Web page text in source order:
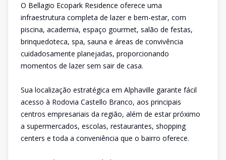
O Bellagio Ecopark Residence oferece uma
infraestrutura completa de lazer e bem-estar, com
piscina, academia, espaço gourmet, salão de festas,
brinquedoteca, spa, sauna e áreas de convivência
cuidadosamente planejadas, proporcionando
momentos de lazer sem sair de casa.
Sua localização estratégica em Alphaville garante fácil
acesso à Rodovia Castello Branco, aos principais
centros empresariais da região, além de estar próximo
a supermercados, escolas, restaurantes, shopping
centers e toda a conveniência que o bairro oferece.